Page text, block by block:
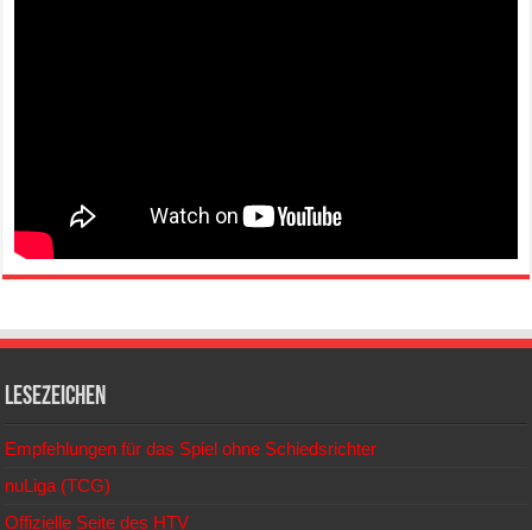
Lesezeichen
Empfehlungen für das Spiel ohne Schiedsrichter
nuLiga (TCG)
Offizielle Seite des HTV